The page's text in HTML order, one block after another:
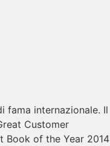
fama internazionale. Il
Customer
Book of the Year 2014